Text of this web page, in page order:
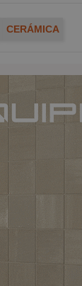
CERÁMICA